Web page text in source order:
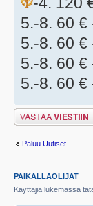
5.-8. 60 €
5.-8. 60 €
5.-8. 60 €
5.-8. 60 €
Lähetä vastaus
Paluu Uutiset
PAIKALLAOLIJAT
Käyttäjiä lukemassa